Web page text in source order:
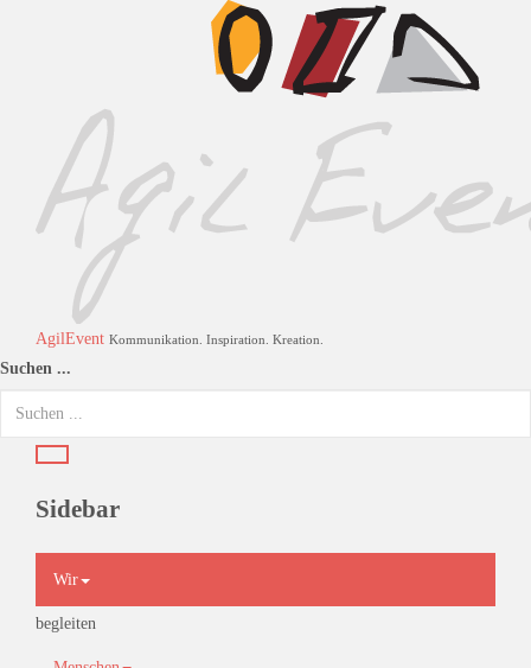
AgilEvent Kommunikation. Inspiration. Kreation.
Suchen ...
Sidebar
Wir
begleiten